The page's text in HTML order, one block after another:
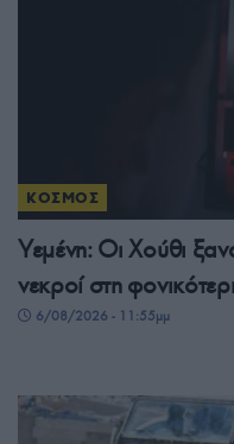
ΚΟΣΜΟΣ
Υεμένη: Οι Χούθι
νεκροί στη
6/08/2026 - 11:55μμ